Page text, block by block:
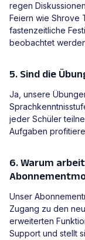
regen
Feiern wie Shrove
fastenzeitliche
beobachtet
5. Sind die
Ja, unsere
jeder Schüler
Aufgaben
6. Warum
Unser
Zugang zu den
erweiterten
Support und stellt